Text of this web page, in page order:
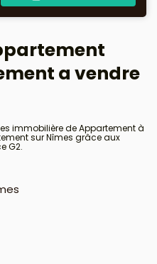
a vendre
immobilière de Appartement à
sur Nîmes grâce aux
G2.